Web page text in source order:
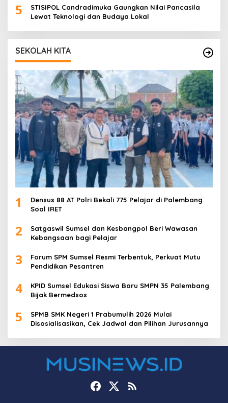
5
STISIPOL Candradimuka Gaungkan Nilai Pancasila
Lewat Teknologi dan Budaya Lokal
SEKOLAH KITA
1
Densus 88 AT Polri Bekali 775 Pelajar di Palembang
Soal IRET
2
Satgaswil Sumsel dan Kesbangpol Beri Wawasan
Kebangsaan bagi Pelajar
3
Forum SPM Sumsel Resmi Terbentuk, Perkuat Mutu
Pendidikan Pesantren
4
KPID Sumsel Edukasi Siswa Baru SMPN 35 Palembang
Bijak Bermedsos
5
SPMB SMK Negeri 1 Prabumulih 2026 Mulai
Disosialisasikan, Cek Jadwal dan Pilihan Jurusannya